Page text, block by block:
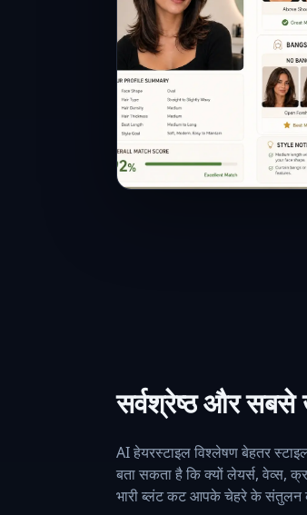
सर्वश्रेष्ठ और सबसे
AI हेयरस्टाइल विश्लेषण बेहतर
बता सकता है कि क्यों लेयर्स, वेव्स,
भारी ब्लंट कट आपके चेहरे के संतुलन